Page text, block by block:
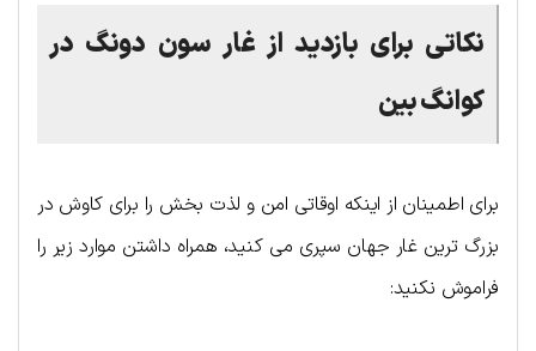
نکاتی برای بازدید از غار سون دونگ در
کوانگ بین
برای اطمینان از اینکه اوقاتی امن و لذت بخش را برای کاوش در
بزرگ ترین غار جهان سپری می کنید، همراه داشتن موارد زیر را
فراموش نکنید: